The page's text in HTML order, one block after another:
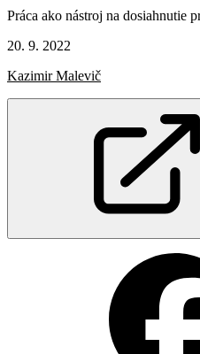
Práca ako nástroj na dosiahnutie
20. 9. 2022
Kazimir Malevič